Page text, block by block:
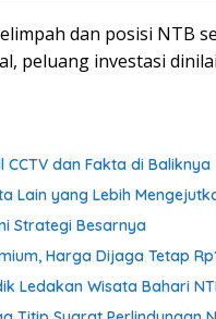
dan posisi NTB
peluang investasi
CCTV dan Fakta di Baliknya
Lain yang Lebih
Strategi Besarnya
Harga Dijaga Tetap
Ledakan Wisata Bahari